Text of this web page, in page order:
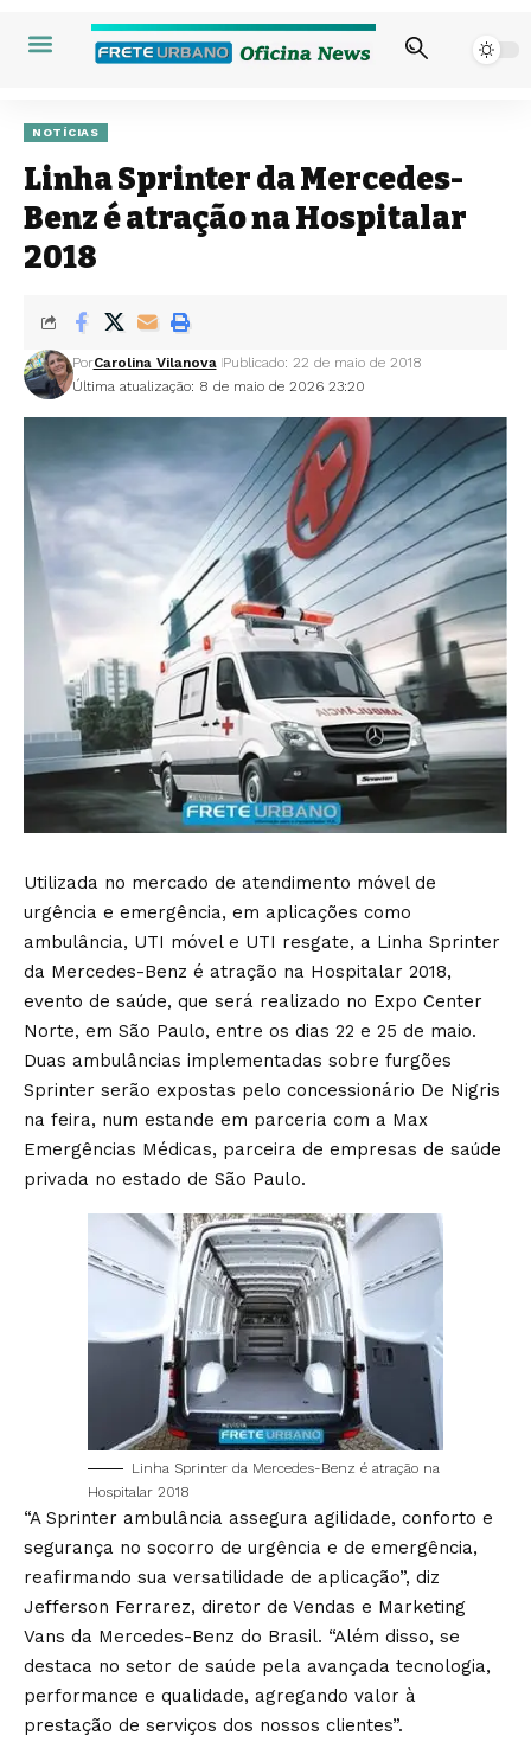
NOTÍCIAS
Linha Sprinter da Mercedes-
Benz é atração na Hospitalar
2018
Última atualização: 8 de maio de 2026 23:20
PorCarolina Vilanova Publicado: 22 de maio de 2018
Utilizada no mercado de atendimento móvel de
urgência e emergência, em aplicações como
ambulância, UTI móvel e UTI resgate, a Linha Sprinter
da Mercedes-Benz é atração na Hospitalar 2018,
evento de saúde, que será realizado no Expo Center
Norte, em São Paulo, entre os dias 22 e 25 de maio.
Duas ambulâncias implementadas sobre furgões
Sprinter serão expostas pelo concessionário De Nigris
na feira, num estande em parceria com a Max
Emergências Médicas, parceira de empresas de saúde
privada no estado de São Paulo.
Linha Sprinter da Mercedes-Benz é atração na
Hospitalar 2018
“A Sprinter ambulância assegura agilidade, conforto e
segurança no socorro de urgência e de emergência,
reafirmando sua versatilidade de aplicação”, diz
Jefferson Ferrarez, diretor de Vendas e Marketing
Vans da Mercedes-Benz do Brasil. “Além disso, se
destaca no setor de saúde pela avançada tecnologia,
performance e qualidade, agregando valor à
prestação de serviços dos nossos clientes”.